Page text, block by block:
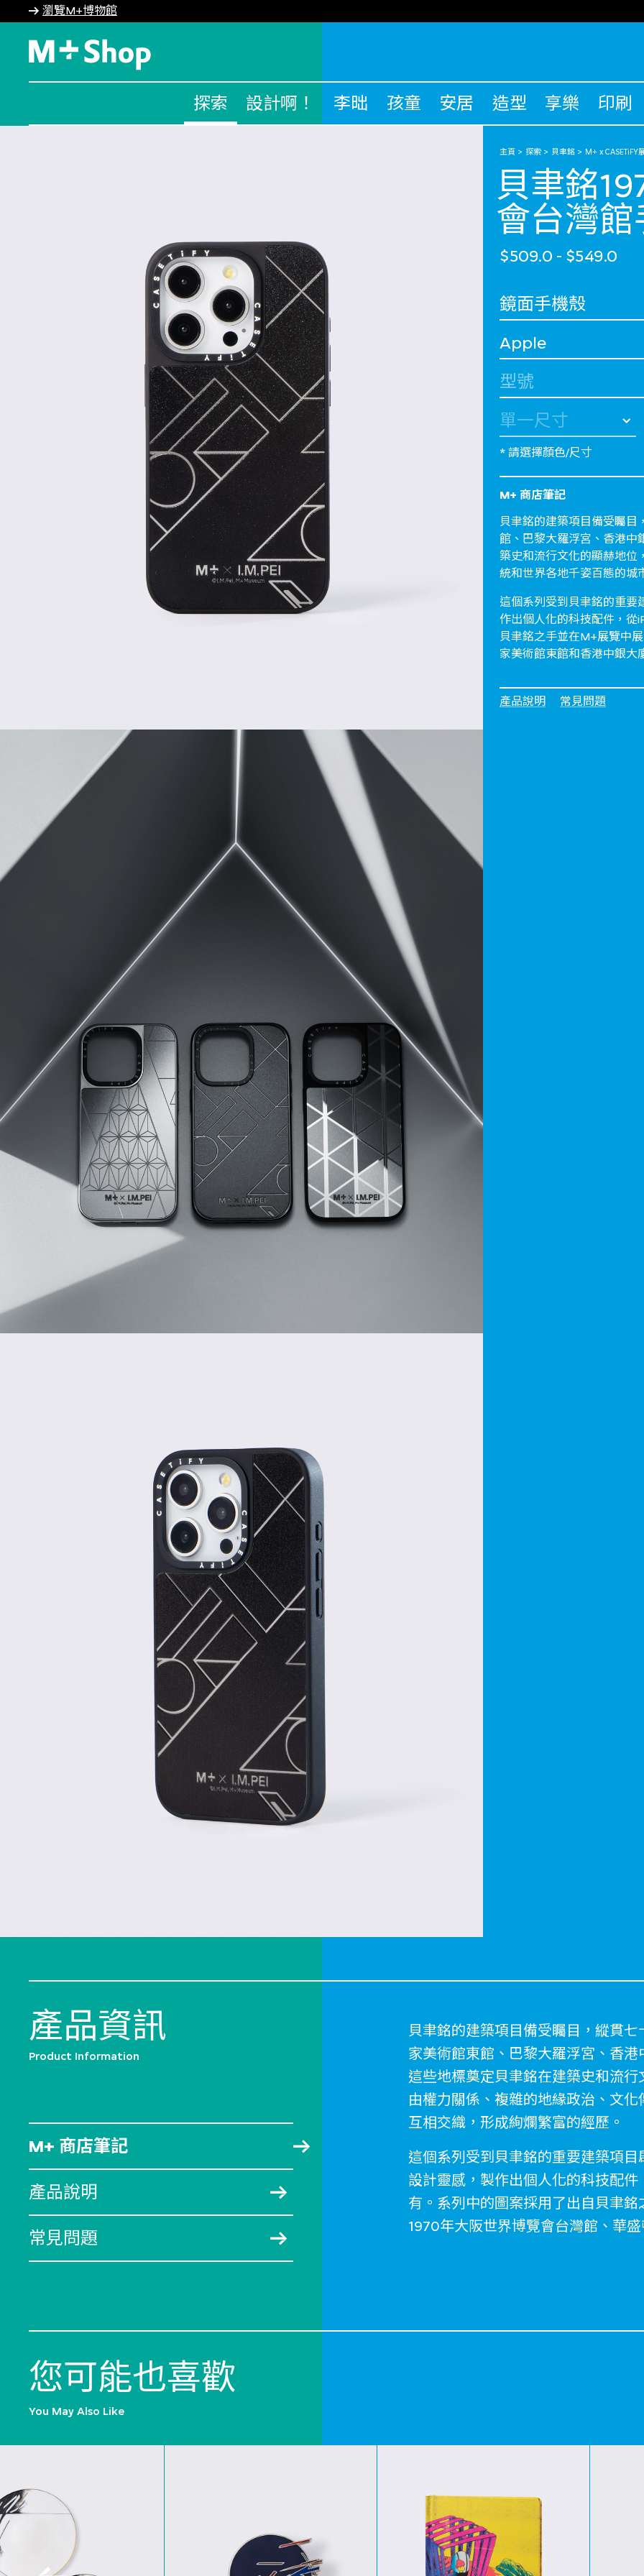
瀏覽M+博物館
探索 設計啊！ 李昢 孩童 安居 造型 享樂 印刷
主頁 探索 貝聿銘 M+ x CASETiFY
貝聿銘
會台灣館
$509.0 - $549.0
選擇 保護殼款式
選擇 品牌
選擇 型號
* 請選擇顏色/尺寸
M+ 商店筆記
貝聿銘的建築項目備受矚目
館、巴黎大羅浮宮、香港中
築史和流行文化的顯赫地位
統和世界各地千姿百態的城
這個系列受到貝聿銘的重要
作出個人化的科技配件，從
貝聿銘之手並在M+展覽中
家美術館東館和香港中銀大
產品說明 常見問題
產品資訊
Product Information
M+ 商店筆記
產品說明
常見問題
貝聿銘的建築項目備受矚目，縱貫
家美術館東館、巴黎大羅浮宮、香
這些地標奠定貝聿銘在建築史和流
由權力關係、複雜的地緣政治、文
互相交織，形成絢爛繁富的經歷。
這個系列受到貝聿銘的重要建築項
設計靈感，製作出個人化的科技配
有。系列中的圖案採用了出自貝聿
1970年大阪世界博覽會台灣館、華
您可能也喜歡
You May Also Like